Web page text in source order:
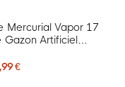
Mercurial Vapor 17
Gazon Artificiel
Vif Blanc Noir
€